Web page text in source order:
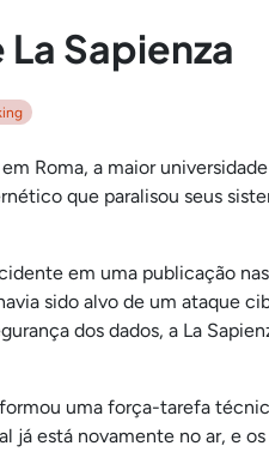
Sapienza
Roma, a maior
que paralisou seus
em uma publicação
sido alvo de um ataque
dos dados, a La
uma força-tarefa
já está novamente no ar, e